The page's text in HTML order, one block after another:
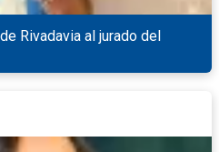
Rivadavia al jurado del